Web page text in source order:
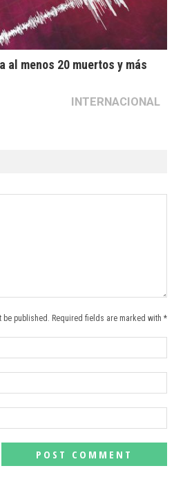
al menos 20 muertos y más
INTERNACIONAL
published. Required fields are marked with *